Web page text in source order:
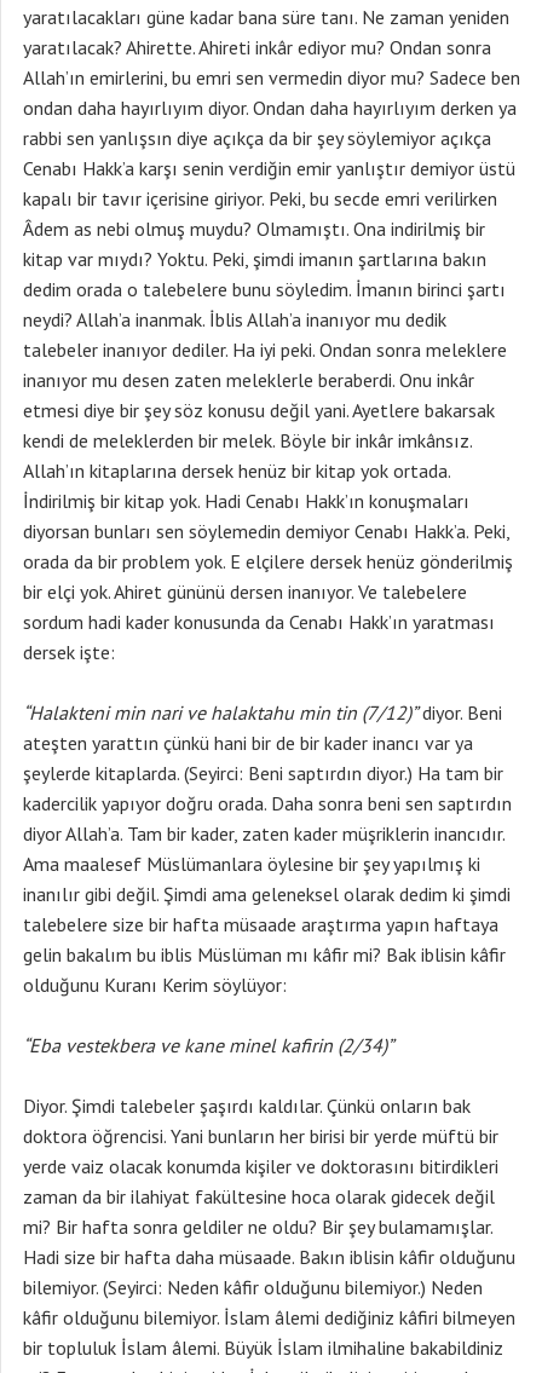
yaratılacakları güne kadar bana süre tanı. Ne zaman yeniden
yaratılacak? Ahirette. Ahireti inkâr ediyor mu? Ondan sonra
Allah’ın emirlerini, bu emri sen vermedin diyor mu? Sadece ben
ondan daha hayırlıyım diyor. Ondan daha hayırlıyım derken ya
rabbi sen yanlışsın diye açıkça da bir şey söylemiyor açıkça
Cenabı Hakk’a karşı senin verdiğin emir yanlıştır demiyor üstü
kapalı bir tavır içerisine giriyor. Peki, bu secde emri verilirken
Âdem as nebi olmuş muydu? Olmamıştı. Ona indirilmiş bir
kitap var mıydı? Yoktu. Peki, şimdi imanın şartlarına bakın
dedim orada o talebelere bunu söyledim. İmanın birinci şartı
neydi? Allah’a inanmak. İblis Allah’a inanıyor mu dedik
talebeler inanıyor dediler. Ha iyi peki. Ondan sonra meleklere
inanıyor mu desen zaten meleklerle beraberdi. Onu inkâr
etmesi diye bir şey söz konusu değil yani. Ayetlere bakarsak
kendi de meleklerden bir melek. Böyle bir inkâr imkânsız.
Allah’ın kitaplarına dersek henüz bir kitap yok ortada.
İndirilmiş bir kitap yok. Hadi Cenabı Hakk’ın konuşmaları
diyorsan bunları sen söylemedin demiyor Cenabı Hakk’a. Peki,
orada da bir problem yok. E elçilere dersek henüz gönderilmiş
bir elçi yok. Ahiret gününü dersen inanıyor. Ve talebelere
sordum hadi kader konusunda da Cenabı Hakk’ın yaratması
dersek işte:
“Halakteni min nari ve halaktahu min tin (7/12)”diyor. Beni
ateşten yarattın çünkü hani bir de bir kader inancı var ya
şeylerde kitaplarda. (Seyirci: Beni saptırdın diyor.) Ha tam bir
kadercilik yapıyor doğru orada. Daha sonra beni sen saptırdın
diyor Allah’a. Tam bir kader, zaten kader müşriklerin inancıdır.
Ama maalesef Müslümanlara öylesine bir şey yapılmış ki
inanılır gibi değil. Şimdi ama geleneksel olarak dedim ki şimdi
talebelere size bir hafta müsaade araştırma yapın haftaya
gelin bakalım bu iblis Müslüman mı kâfir mi? Bak iblisin kâfir
olduğunu Kuranı Kerim söylüyor:
“Eba vestekbera ve kane minel kafirin (2/34)”
Diyor. Şimdi talebeler şaşırdı kaldılar. Çünkü onların bak
doktora öğrencisi. Yani bunların her birisi bir yerde müftü bir
yerde vaiz olacak konumda kişiler ve doktorasını bitirdikleri
zaman da bir ilahiyat fakültesine hoca olarak gidecek değil
mi? Bir hafta sonra geldiler ne oldu? Bir şey bulamamışlar.
Hadi size bir hafta daha müsaade. Bakın iblisin kâfir olduğunu
bilemiyor. (Seyirci: Neden kâfir olduğunu bilemiyor.) Neden
kâfir olduğunu bilemiyor. İslam âlemi dediğiniz kâfiri bilmeyen
bir topluluk İslam âlemi. Büyük İslam ilmihaline bakabildiniz